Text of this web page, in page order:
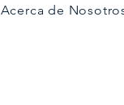
Acerca de